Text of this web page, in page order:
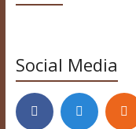
Social Media